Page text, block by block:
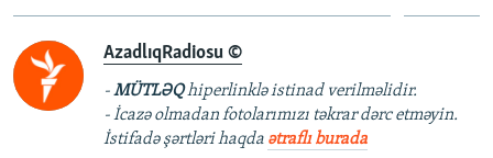
AzadlıqRadiosu ©
-MÜTLƏQhiperlinklə istinad verilməlidir.
- İcazə olmadan fotolarımızı təkrar dərc etməyin.
İstifadə şərtləri haqda ətraflı burada